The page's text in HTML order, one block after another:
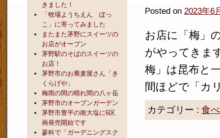
Posted on 2023年6
お店に「梅」
がやってきま
梅」は昆布と
間ほどで「カ
カテゴリー : 食
きました！
「牧場ようちえん ぽっ
こ」に寄ってみました
またまた茅野にスイーツの
お店がオープン
茅野駅のそばのスイーツの
お店！
茅野市のお蕎麦屋さん「き
くらげや」
梅雨の間の晴れ間の八ヶ岳
茅野市のオープンガーデン
茅野市豊平の南大塩に6区
画発売開始です
蓼科で「ガーデニングスク